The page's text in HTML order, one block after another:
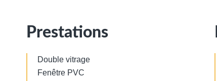
Prestations
Double vitrage
Fenêtre PVC